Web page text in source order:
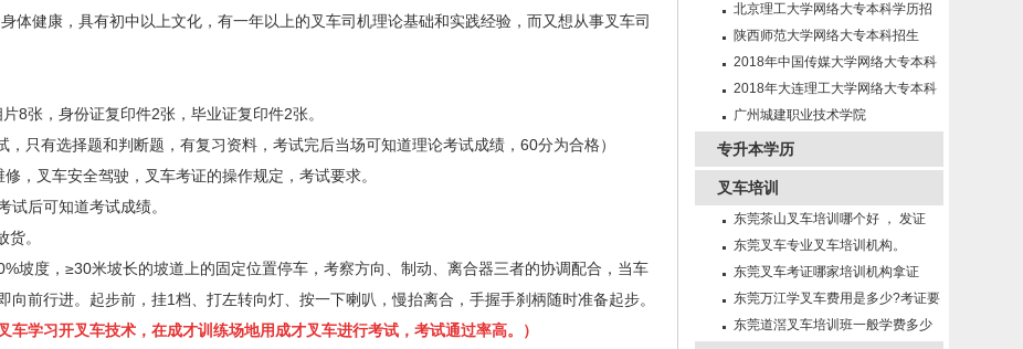
体健康，具有初中以上文化，有一年以上的叉车司机理论基础和实践经验，而又想从事叉车司
8张，身份证复印件2张，毕业证复印件2张。
，只有选择题和判断题，有复习资料，考试完后当场可知道理论考试成绩，60分为合格）
叉车安全驾驶，叉车考证的操作规定，考试要求。
后可知道考试成绩。
。
度，≥30米坡长的坡道上的固定位置停车，考察方向、制动、离合器三者的协调配合，当车
前行进。起步前，挂1档、打左转向灯、按一下喇叭，慢抬离合，手握手刹柄随时准备起步。
车学习开叉车技术，在成才训练场地用成才叉车进行考试，考试通过率高。）
北京理工大学网络大专本科学历招
生简章
陕西师范大学网络大专本科招生
2018年中国传媒大学网络大专本科
招生
2018年大连理工大学网络大专本科
招生
广州城建职业技术学院
专升本学历
叉车培训
东莞茶山叉车培训哪个好 ， 发证
快！
东莞叉车专业叉车培训机构。
东莞叉车考证哪家培训机构拿证
快！
东莞万江学叉车费用是多少?考证要
多久?
东莞道滘叉车培训班一般学费多少